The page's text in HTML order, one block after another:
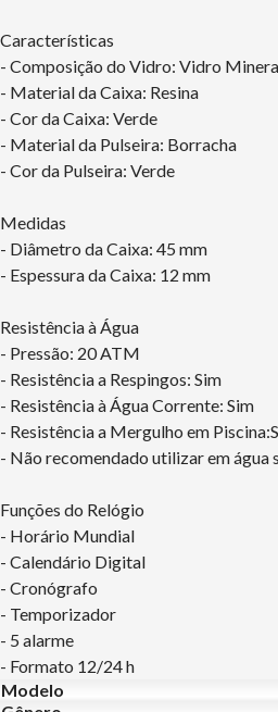
Características
- Composição do Vidro: Vidro
- Material da Caixa: Resina
- Cor da Caixa: Verde
- Material da Pulseira: Borracha
- Cor da Pulseira: Verde
Medidas
- Diâmetro da Caixa: 45 mm
- Espessura da Caixa: 12 mm
Resistência à Água
- Pressão: 20 ATM
- Resistência a Respingos: Sim
- Resistência à Água Corrente: Sim
- Resistência a Mergulho em
- Não recomendado utilizar em
Funções do Relógio
- Horário Mundial
- Calendário Digital
- Cronógrafo
- Temporizador
- 5 alarme
- Formato 12/24 h
Modelo